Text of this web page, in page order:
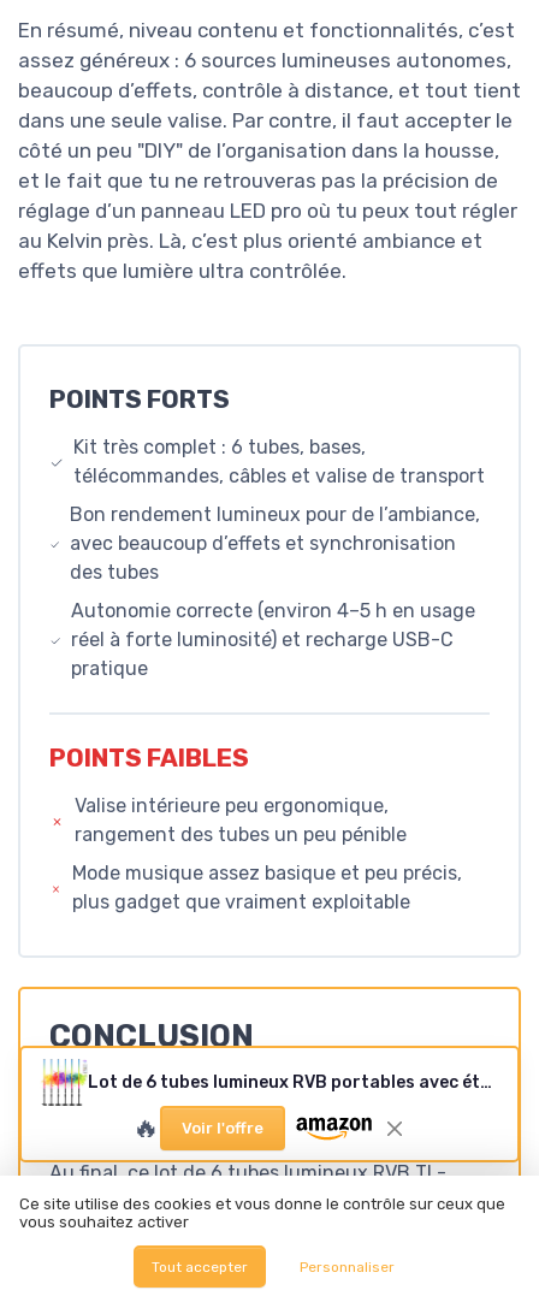
En résumé, niveau contenu et fonctionnalités, c’est
assez généreux : 6 sources lumineuses autonomes,
beaucoup d’effets, contrôle à distance, et tout tient
dans une seule valise. Par contre, il faut accepter le
côté un peu "DIY" de l’organisation dans la housse,
et le fait que tu ne retrouveras pas la précision de
réglage d’un panneau LED pro où tu peux tout régler
au Kelvin près. Là, c’est plus orienté ambiance et
effets que lumière ultra contrôlée.
POINTS FORTS
Kit très complet : 6 tubes, bases,
télécommandes, câbles et valise de transport
Bon rendement lumineux pour de l’ambiance,
avec beaucoup d’effets et synchronisation
des tubes
Autonomie correcte (environ 4–5 h en usage
réel à forte luminosité) et recharge USB-C
pratique
POINTS FAIBLES
Valise intérieure peu ergonomique,
rangement des tubes un peu pénible
Mode musique assez basique et peu précis,
plus gadget que vraiment exploitable
CONCLUSION
NOTE DE LA RÉDACTION
★★★★★
★★★★★
Au final, ce lot de 6 tubes lumineux RVB TL-
130C, c’est un kit qui fait le job sans trop de
chichis. Tu as de la lumière, beaucoup d’effets,
une autonomie correcte, une vraie facilité de
transport avec la valise, et la possibilité de tout
Lot de 6 tubes lumineux RVB portables avec étui - 5000 mAh - Fonctionne avec piles - Pour studio vidéo LED, photographie, danse DJ, fête, scène, cabine photo
🔥 Voir l'offre
Ce site utilise des cookies et vous donne le contrôle sur ceux que
vous souhaitez activer
Tout accepter Personnaliser